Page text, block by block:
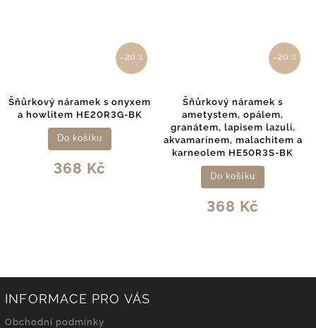
s onyxem
HE20R3G-BK
Šňůrkový náramek s
ametystem, opálem,
granátem, lapisem lazuli,
akvamarínem, malachitem a
karneolem HE50R3S-BK
Šňůrkový
ze záhnědy
Do
INFORMACE PRO VÁS
Obchodní podmínky